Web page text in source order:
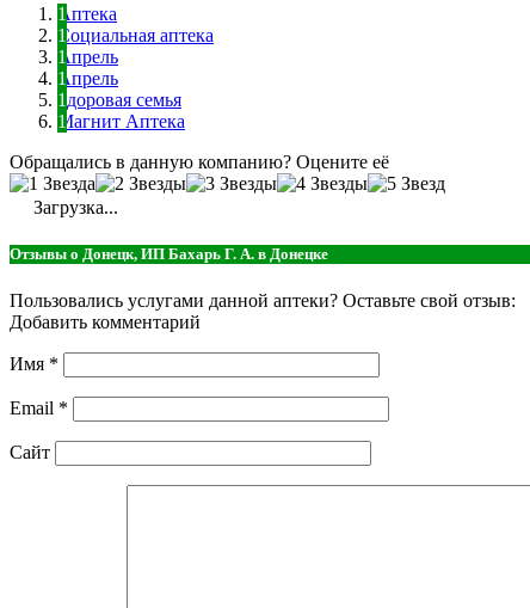
Аптека
Социальная аптека
Апрель
Апрель
Здоровая семья
Магнит Аптека
Обращались в данную компанию? Оцените её
Загрузка...
Отзывы о Донецк, ИП Бахарь Г. А. в Донецке
Пользовались услугами данной аптеки? Оставьте свой отзыв:
Добавить комментарий
Имя *
Email *
Сайт